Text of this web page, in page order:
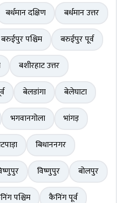
बर्धमान दक्षिण
बर्धमान उत्तर
बरुईपुर पश्चिम
बरुईपुर पूर्व
बशीरहाट उत्तर
बेलडांगा
बेलेघाटा
भगवानगोला
भांगड़
बिधाननगर
विष्णुपुर
बोलपुर
पश्चिम
कैनिंग पूर्व